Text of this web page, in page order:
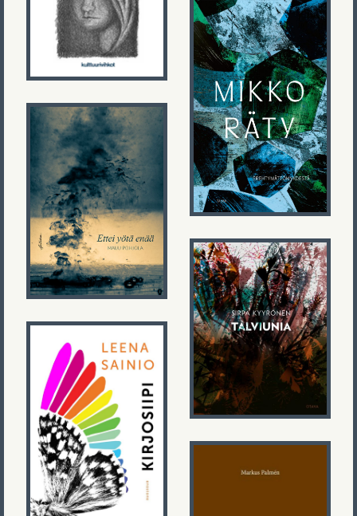
Mikko Räty
Erehtymättömyydestä
Maiju Pohjola
Ettei yötä enää
Sirpa Kyyrönen
Talviunia
Leena Sainio
Kirjosiipi